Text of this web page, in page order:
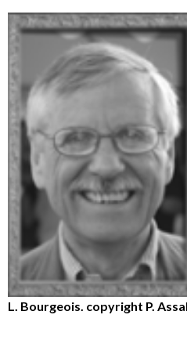
L. Bourgeois. copyright P.